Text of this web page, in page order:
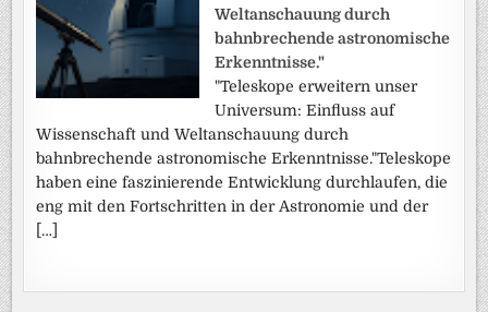
Weltanschauung durch
bahnbrechende astronomische
Erkenntnisse."
"Teleskope erweitern unser
Universum: Einfluss auf
Wissenschaft und Weltanschauung durch
bahnbrechende astronomische Erkenntnisse."Teleskope
haben eine faszinierende Entwicklung durchlaufen, die
eng mit den Fortschritten in der Astronomie und der
[…]